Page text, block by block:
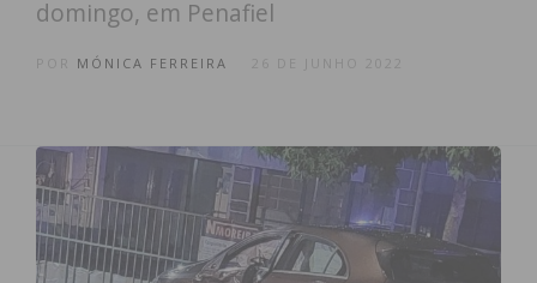
domingo, em Penafiel
MÓNICA FERREIRA